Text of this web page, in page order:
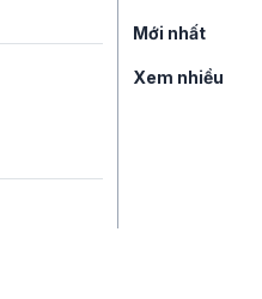
Mới nhất
Xem nhiều